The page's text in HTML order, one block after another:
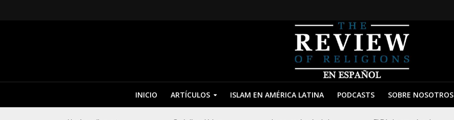
INICIO ARTÍCULOS ISLAM EN AMÉRICA LATINA PODCASTS SOBRE NOSOTROS